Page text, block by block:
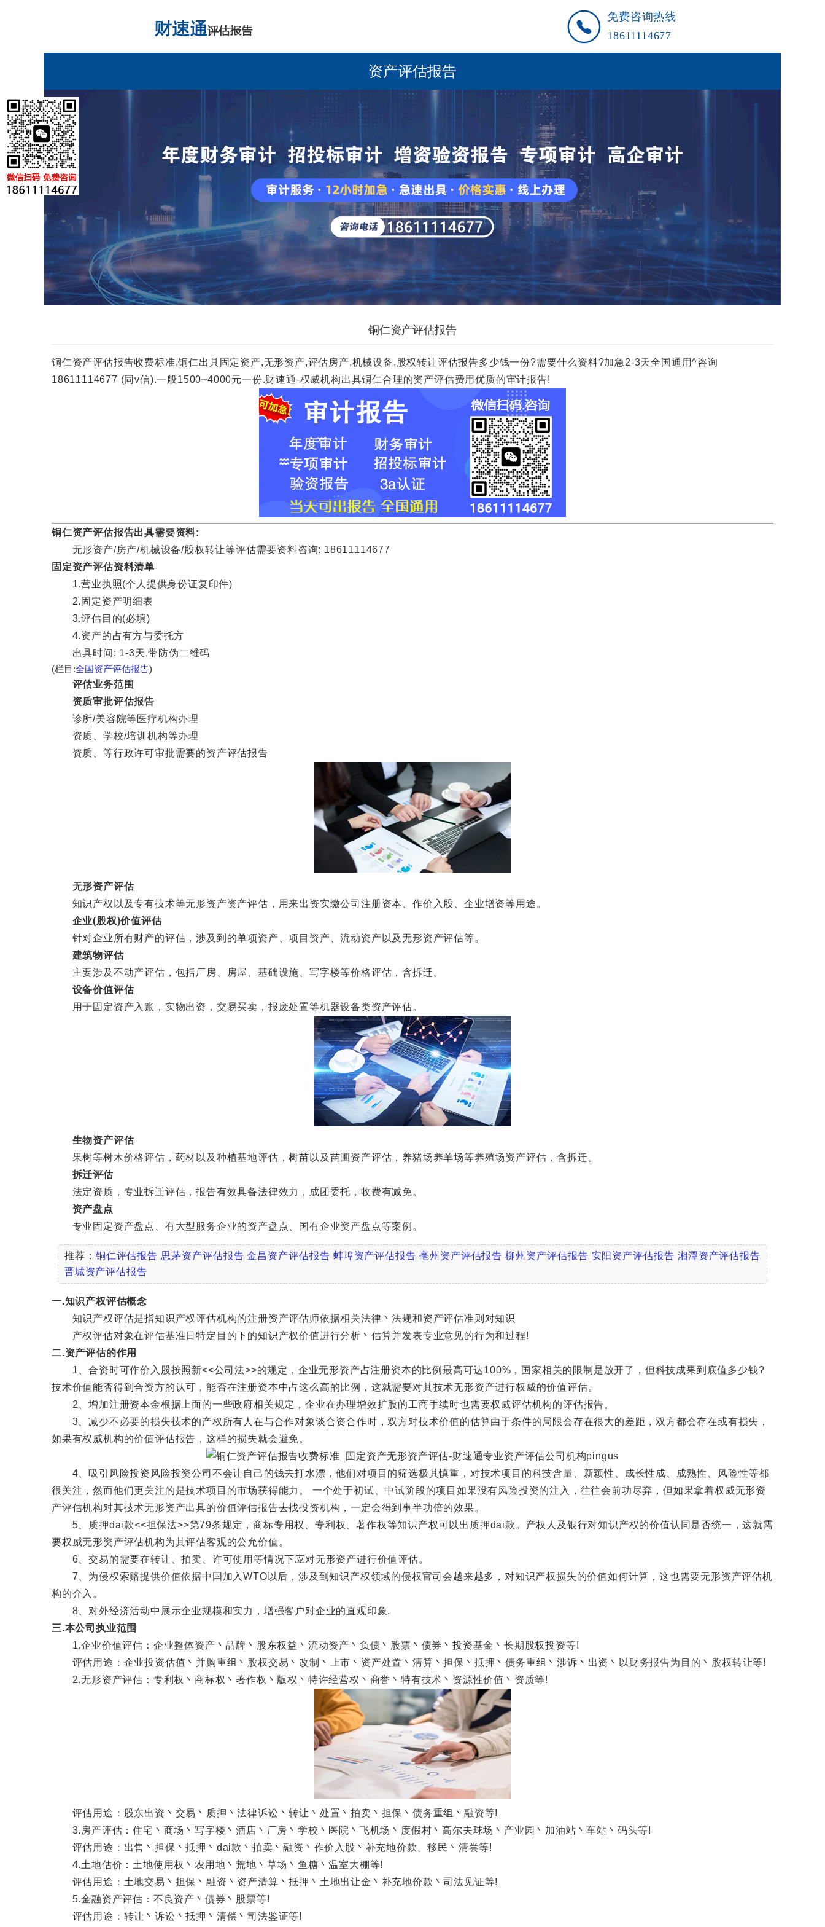
免费咨询热线
18611114677
资产评估报告
铜仁资产评估报告
铜仁资产评估报告收费标准,铜仁出具固定资产,无形资产,评估房产,机械设备,股权转让评估报告多少钱一份?需要什么资料?加急2-3天全国通用^咨询
18611114677 (同v信).一般1500~4000元一份.财速通-权威机构出具铜仁合理的资产评估费用优质的审计报告!
铜仁资产评估报告出具需要资料:
无形资产/房产/机械设备/股权转让等评估需要资料咨询: 18611114677
固定资产评估资料清单
1.营业执照(个人提供身份证复印件)
2.固定资产明细表
3.评估目的(必填)
4.资产的占有方与委托方
出具时间: 1-3天,带防伪二维码
(栏目:全国资产评估报告)
评估业务范围
资质审批评估报告
诊所/美容院等医疗机构办理
资质、学校/培训机构等办理
资质、等行政许可审批需要的资产评估报告
无形资产评估
知识产权以及专有技术等无形资产资产评估，用来出资实缴公司注册资本、作价入股、企业增资等用途。
企业(股权)价值评估
针对企业所有财产的评估，涉及到的单项资产、项目资产、流动资产以及无形资产评估等。
建筑物评估
主要涉及不动产评估，包括厂房、房屋、基础设施、写字楼等价格评估，含拆迁。
设备价值评估
用于固定资产入账，实物出资，交易买卖，报废处置等机器设备类资产评估。
生物资产评估
果树等树木价格评估，药材以及种植基地评估，树苗以及苗圃资产评估，养猪场养羊场等养殖场资产评估，含拆迁。
拆迁评估
法定资质，专业拆迁评估，报告有效具备法律效力，成团委托，收费有减免。
资产盘点
专业固定资产盘点、有大型服务企业的资产盘点、国有企业资产盘点等案例。
推荐： 铜仁评估报告 思茅资产评估报告 金昌资产评估报告 蚌埠资产评估报告 亳州资产评估报告 柳州资产评估报告 安阳资产评估报告 湘潭资产评估报告
晋城资产评估报告
一.知识产权评估概念
知识产权评估是指知识产权评估机构的注册资产评估师依据相关法律丶法规和资产评估准则对知识
产权评估对象在评估基准日特定目的下的知识产权价值进行分析丶估算并发表专业意见的行为和过程!
二.资产评估的作用
1、合资时可作价入股按照新<<公司法>>的规定，企业无形资产占注册资本的比例最高可达100%，国家相关的限制是放开了，但科技成果到底值多少钱?
技术价值能否得到合资方的认可，能否在注册资本中占这么高的比例，这就需要对其技术无形资产进行权威的价值评估。
2、增加注册资本金根据上面的一些政府相关规定，企业在办理增效扩股的工商手续时也需要权威评估机构的评估报告。
3、减少不必要的损失技术的产权所有人在与合作对象谈合资合作时，双方对技术价值的估算由于条件的局限会存在很大的差距，双方都会存在或有损失，
如果有权威机构的价值评估报告，这样的损失就会避免。
4、吸引风险投资风险投资公司不会让自己的钱去打水漂，他们对项目的筛选极其慎重，对技术项目的科技含量、新颖性、成长性成、成熟性、风险性等都
很关注，然而他们更关注的是技术项目的市场获得能力。 一个处于初试、中试阶段的项目如果没有风险投资的注入，往往会前功尽弃，但如果拿着权威无形资
产评估机构对其技术无形资产出具的价值评估报告去找投资机构，一定会得到事半功倍的效果。
5、质押dai款<<担保法>>第79条规定，商标专用权、专利权、著作权等知识产权可以出质押dai款。产权人及银行对知识产权的价值认同是否统一，这就需
要权威无形资产评估机构为其评估客观的公允价值。
6、交易的需要在转让、拍卖、许可使用等情况下应对无形资产进行价值评估。
7、为侵权索赔提供价值依据中国加入WTO以后，涉及到知识产权领域的侵权官司会越来越多，对知识产权损失的价值如何计算，这也需要无形资产评估机
构的介入。
8、对外经济活动中展示企业规模和实力，增强客户对企业的直观印象.
三.本公司执业范围
1.企业价值评估：企业整体资产丶品牌丶股东权益丶流动资产丶负债丶股票丶债券丶投资基金丶长期股权投资等!
评估用途：企业投资估值丶并购重组丶股权交易丶改制丶上市丶资产处置丶清算丶担保丶抵押丶债务重组丶涉诉丶出资丶以财务报告为目的丶股权转让等!
2.无形资产评估：专利权丶商标权丶著作权丶版权丶特许经营权丶商誉丶特有技术丶资源性价值丶资质等!
评估用途：股东出资丶交易丶质押丶法律诉讼丶转让丶处置丶拍卖丶担保丶债务重组丶融资等!
3.房产评估：住宅丶商场丶写字楼丶酒店丶厂房丶学校丶医院丶飞机场丶度假村丶高尔夫球场丶产业园丶加油站丶车站丶码头等!
评估用途：出售丶担保丶抵押丶dai款丶拍卖丶融资丶作价入股丶补充地价款。移民丶清尝等!
4.土地估价：土地使用权丶农用地丶荒地丶草场丶鱼糖丶温室大棚等!
评估用途：土地交易丶担保丶融资丶资产清算丶抵押丶土地出让金丶补充地价款丶司法见证等!
5.金融资产评估：不良资产丶债券丶股票等!
评估用途：转让丶诉讼丶抵押丶清偿丶司法鉴证等!